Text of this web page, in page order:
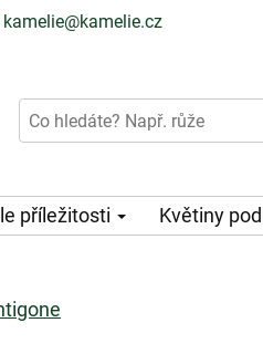
kamelie@kamelie.cz
příležitosti Květiny